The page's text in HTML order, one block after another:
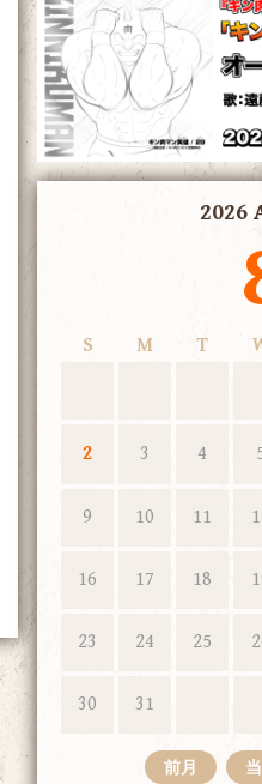
2026
S M T
2 3 4
9 10 11
16 17 18
23 24 25
30 31
前月